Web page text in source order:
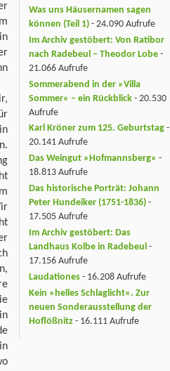
Was uns Häusernamen sagen
können (Teil 1) - 24.090 Aufrufe
Im Archiv gestöbert: Von Ratibor
nach Radebeul – Theodor Lobe -
21.066 Aufrufe
Sommerabend in der »Villa
Sommer« – ein Rückblick - 20.530
Aufrufe
Karl Kröner zum 125. Geburtstag -
20.141 Aufrufe
Das Weingut »Hofmannsberg« -
18.813 Aufrufe
Das historische Porträt: Johann
Peter Hundeiker (1751-1836) -
17.505 Aufrufe
Im Archiv gestöbert: Das
Landhaus Kolbe in Radebeul -
17.156 Aufrufe
Laudationes - 16.208 Aufrufe
Kein »helles Schlaglicht«. Zur
neuen Sonderausstellung der
Hoflößnitz - 16.111 Aufrufe